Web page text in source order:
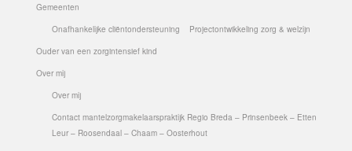
Gemeenten
Onafhankelijke cliëntondersteuning
Projectontwikkeling zorg & welzijn
Ouder van een zorgintensief kind
Over mij
Over mij
Contact mantelzorgmakelaarspraktijk Regio Breda – Prinsenbeek – Etten
Leur – Roosendaal – Chaam – Oosterhout